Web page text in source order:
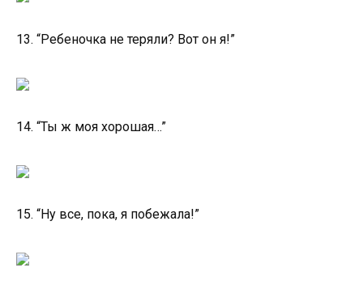
13. “Ребеночка не теряли? Вот он я!”
14. “Ты ж моя хорошая…”
15. “Ну все, пока, я побежала!”